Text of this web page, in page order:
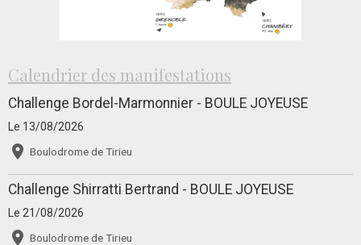
Calendrier des manifestations
Challenge Bordel-Marmonnier - BOULE JOYEUSE
Le 13/08/2026
Boulodrome de Tirieu
Challenge Shirratti Bertrand - BOULE JOYEUSE
Le 21/08/2026
Boulodrome de Tirieu